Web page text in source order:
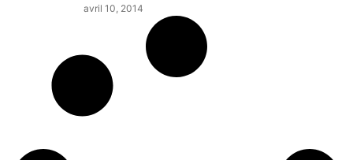
avril 10, 2014